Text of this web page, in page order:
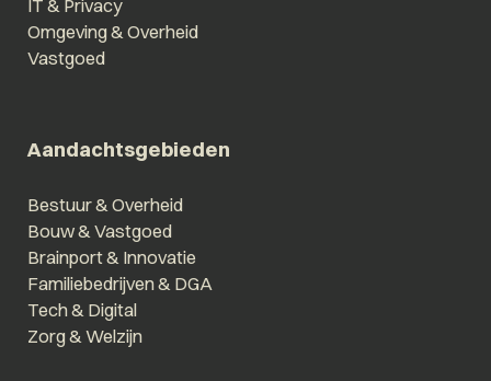
IT & Privacy
Omgeving & Overheid
Vastgoed
Aandachtsgebieden
Bestuur & Overheid
Bouw & Vastgoed
Brainport & Innovatie
Familiebedrijven & DGA
Tech & Digital
Zorg & Welzijn